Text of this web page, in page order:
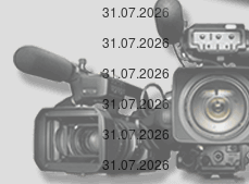
31.07.2026
31.07.2026
31.07.2026
31.07.2026
31.07.2026
31.07.2026